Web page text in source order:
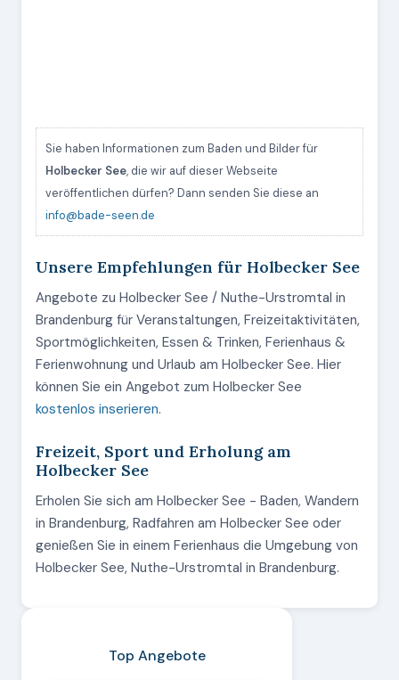
Sie haben Informationen zum Baden und Bilder für
Holbecker See, die wir auf dieser Webseite
veröffentlichen dürfen? Dann senden Sie diese an
info@bade-seen.de
Unsere Empfehlungen für Holbecker See
Angebote zu Holbecker See / Nuthe-Urstromtal in
Brandenburg für Veranstaltungen, Freizeitaktivitäten,
Sportmöglichkeiten, Essen & Trinken, Ferienhaus &
Ferienwohnung und Urlaub am Holbecker See. Hier
können Sie ein Angebot zum Holbecker See
kostenlos inserieren.
Freizeit, Sport und Erholung am
Holbecker See
Erholen Sie sich am Holbecker See - Baden, Wandern
in Brandenburg, Radfahren am Holbecker See oder
genießen Sie in einem Ferienhaus die Umgebung von
Holbecker See, Nuthe-Urstromtal in Brandenburg.
Top Angebote